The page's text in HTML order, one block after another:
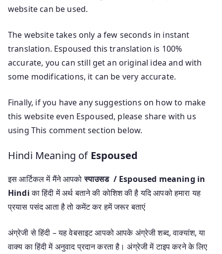
website can be used.
The website takes only a few seconds in instant
translation. Espoused this translation is 100%
accurate, you can still get an original idea and with
some modifications, it can be very accurate.
Finally, if you have any suggestions on how to make
this website even Espoused, please share with us
using This comment section below.
Hindi Meaning of Espoused
इस आर्टिकल में मैंने आपकोस्पाउसड / Espoused meaning in
Hindiका हिंदी में अर्थ बताने की कोशिश की है यदि आपको हमारा यह
प्रयास पसंद आता है तो कमेंट कर हमें जरूर बताएं
अंग्रेजी से हिंदी – यह वेबसाइट आपको आपके अंग्रेजी शब्द, वाक्यांश, या
वाक्य का हिंदी में अनुवाद प्रदान करता है। अंग्रेजी में टाइप करने के लिए